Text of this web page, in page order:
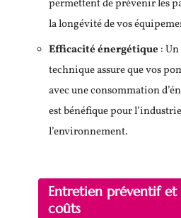
permettent de prévenir les
la longévité de vos
Efficacité énergétique :
technique assure que vos
avec une consommation
est bénéfique pour
l’environnement.
Entretien préventif
coûts